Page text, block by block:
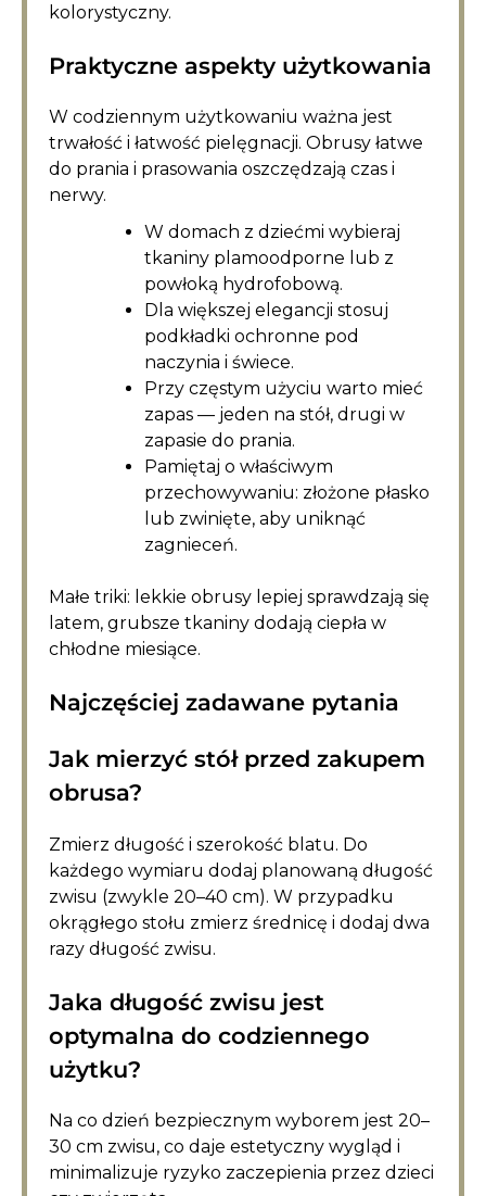
kolorystyczny.
Praktyczne aspekty użytkowania
W codziennym użytkowaniu ważna jest
trwałość i łatwość pielęgnacji. Obrusy łatwe
do prania i prasowania oszczędzają czas i
nerwy.
W domach z dziećmi wybieraj
tkaniny plamoodporne lub z
powłoką hydrofobową.
Dla większej elegancji stosuj
podkładki ochronne pod
naczynia i świece.
Przy częstym użyciu warto mieć
zapas — jeden na stół, drugi w
zapasie do prania.
Pamiętaj o właściwym
przechowywaniu: złożone płasko
lub zwinięte, aby uniknąć
zagnieceń.
Małe triki: lekkie obrusy lepiej sprawdzają się
latem, grubsze tkaniny dodają ciepła w
chłodne miesiące.
Najczęściej zadawane pytania
Jak mierzyć stół przed zakupem
obrusa?
Zmierz długość i szerokość blatu. Do
każdego wymiaru dodaj planowaną długość
zwisu (zwykle 20–40 cm). W przypadku
okrągłego stołu zmierz średnicę i dodaj dwa
razy długość zwisu.
Jaka długość zwisu jest
optymalna do codziennego
użytku?
Na co dzień bezpiecznym wyborem jest 20–
30 cm zwisu, co daje estetyczny wygląd i
minimalizuje ryzyko zaczepienia przez dzieci